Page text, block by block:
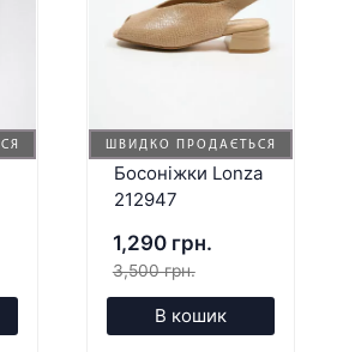
ШВИДКО ПРОДАЄТЬСЯ
Босоніжки Lonza
212947
1,290 грн.
3,500 грн.
В кошик